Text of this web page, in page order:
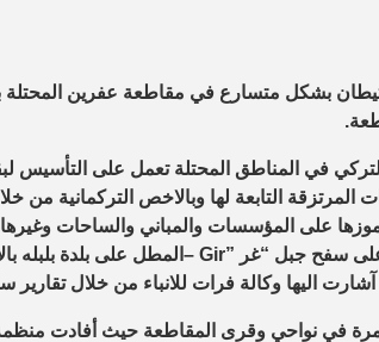
بشكل متسارع في مقاطعة عفرين المحتلة
في المناطق المحتلة تعمل على التأسيس
التابعة لها وبالاخص التركمانية من
على المؤسسات والمباني والساحات
– Gir” المطل على بلدة بلبله
اليها وكالة فرات للانباء من خلال تقارير
في نواحي وقرى المقاطعة حيث أفادت منظمة